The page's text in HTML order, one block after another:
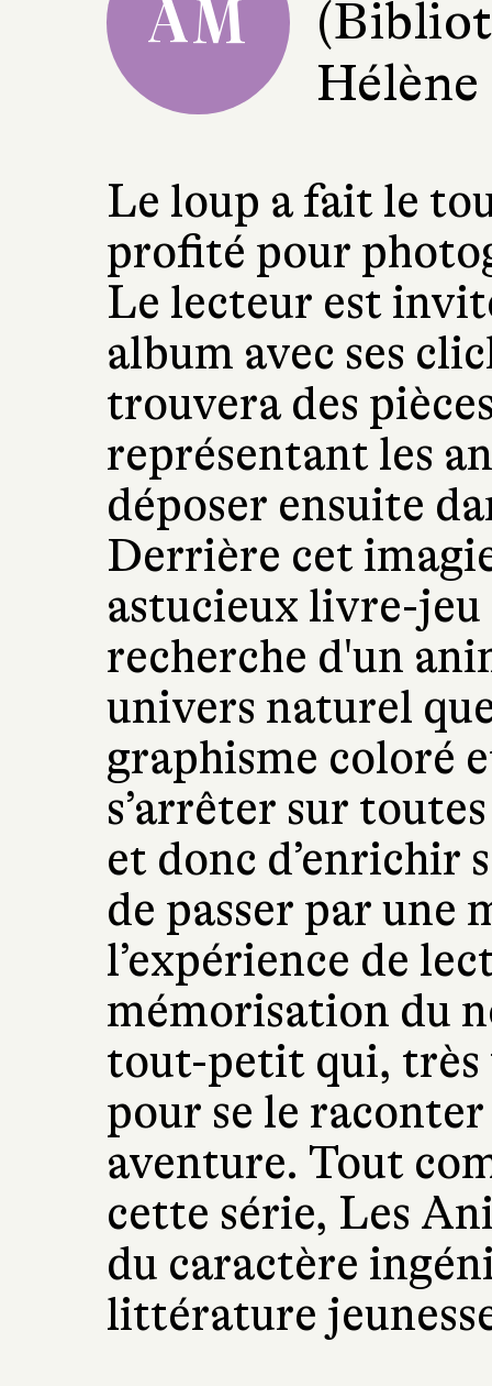
AM
Le loup a fait le
profité pour
Le lecteur est
album avec ses
trouvera des
représentant les
déposer ensuite
Derrière cet
astucieux livre-
recherche d'un
univers naturel
graphisme coloré
s’arrêter sur
et donc d’enrichir
de passer par
l’expérience de
mémorisation du
tout-petit qui, très
pour se le
aventure. Tout
cette série, Les
du caractère
littérature